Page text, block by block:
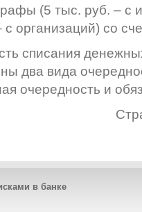
(5 тыс. руб. – с
с организаций) со
списания
два вида
очередность и
в банке